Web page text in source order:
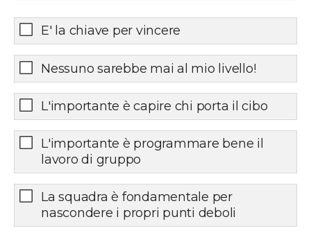
E' la chiave per vincere
Nessuno sarebbe mai al mio livello!
L'importante è capire chi porta il cibo
L'importante è programmare bene il
lavoro di gruppo
La squadra è fondamentale per
nascondere i propri punti deboli